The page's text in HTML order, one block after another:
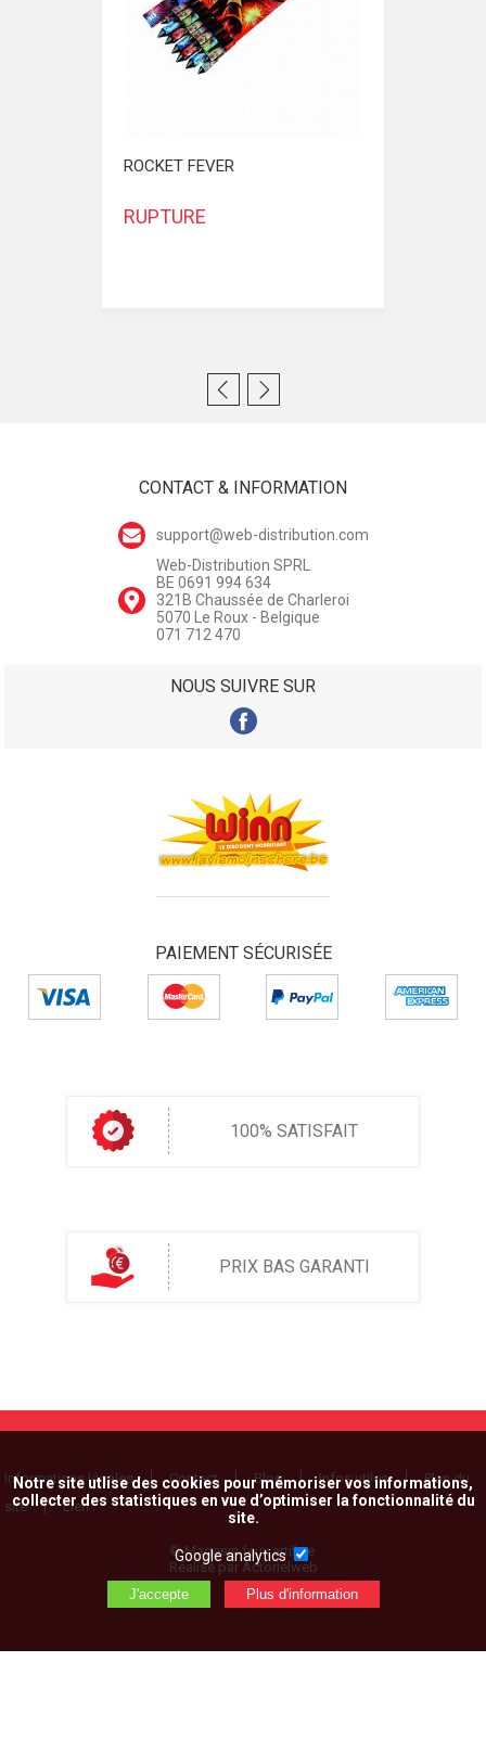
ROCKET FEVER
RUPTURE
CONTACT & INFORMATION
support@web-distribution.com
Web-Distribution SPRL
BE 0691 994 634
321B Chaussée de Charleroi
5070 Le Roux - Belgique
071 712 470
NOUS SUIVRE SUR
PAIEMENT SÉCURISÉE
100% SATISFAIT
PRIX BAS GARANTI
Informations légales Contact Blog Infos utiles
Plan du
site
Lien
© Magasin feux artifice
Réalisé par Actorielweb
Notre site utlise des cookies pour mémoriser vos informations,
collecter des statistiques en vue d’optimiser la fonctionnalité du
site.
Google analytics